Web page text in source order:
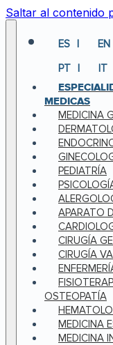
Saltar al contenido
ES EN
PT
IT
MEDICAS
MEDICINA
PEDIATRÍA
APARATO
CIRUGÍA
CIRUGÍA
OSTEOPATÍA
MEDICINA
MEDICINA